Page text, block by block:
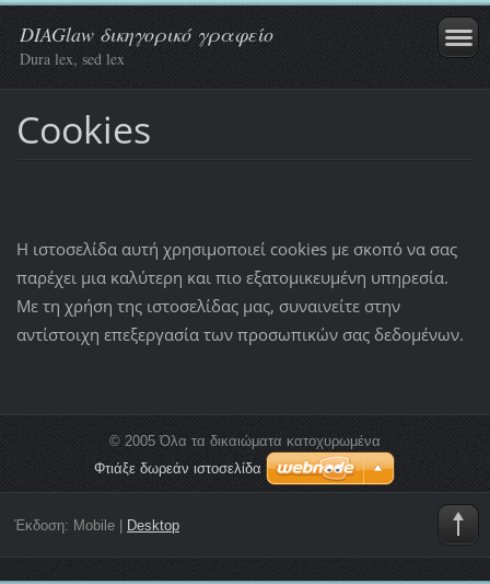
DIAGlaw δικηγορικό γραφείο
Dura lex, sed lex
Cookies
Η ιστοσελίδα αυτή χρησιμοποιεί cookies με σκοπό να σας
παρέχει μια καλύτερη και πιο εξατομικευμένη υπηρεσία.
Με τη χρήση της ιστοσελίδας μας, συναινείτε στην
αντίστοιχη επεξεργασία των προσωπικών σας δεδομένων.
© 2005 Όλα τα δικαιώματα κατοχυρωμένα
Φτιάξε δωρεάν ιστοσελίδα
Έκδοση: Mobile| Desktop